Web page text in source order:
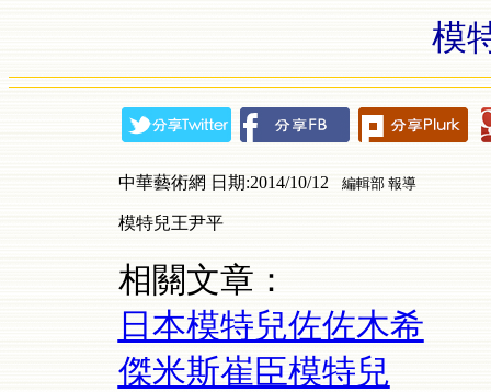
模
中華藝術網 日期:2014/10/12 編輯部 報導
模特兒王尹平
相關文章：
日本模特兒佐佐木希
傑米斯崔臣模特兒